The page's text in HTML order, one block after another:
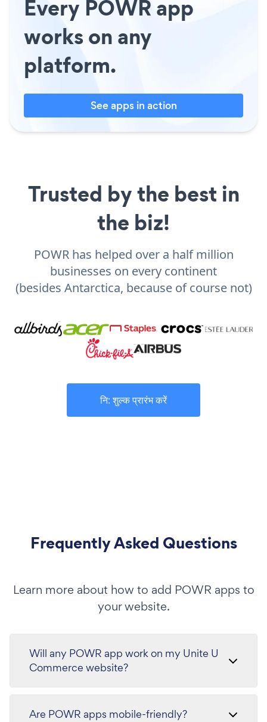
Every POWR app
works on any
platform.
See apps in action
Trusted by the best in
the biz!
POWR has helped over a half million
businesses on every continent
(besides Antarctica, because of course not)
नि: शुल्क प्रारंभ करें
Frequently Asked Questions
Learn more about how to add POWR apps to
your website.
Will any POWR app work on my Unite U
Commerce website?
Are POWR apps mobile-friendly?